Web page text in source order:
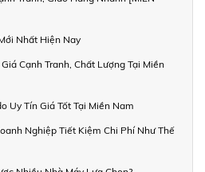
Nhất Hiện Nay
Cạnh Tranh, Chất Lượng Tại Miền
Uy Tín Giá Tốt Tại Miền Nam
Nghiệp Tiết Kiệm Chi Phí Như Thế